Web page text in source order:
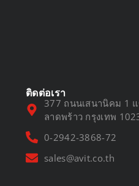
ติดต่อเรา
377 ถนนเสนานิคม 1
ลาดพร้าว กรุงเทพ
0-2942-3868-72
sales@avit.co.th